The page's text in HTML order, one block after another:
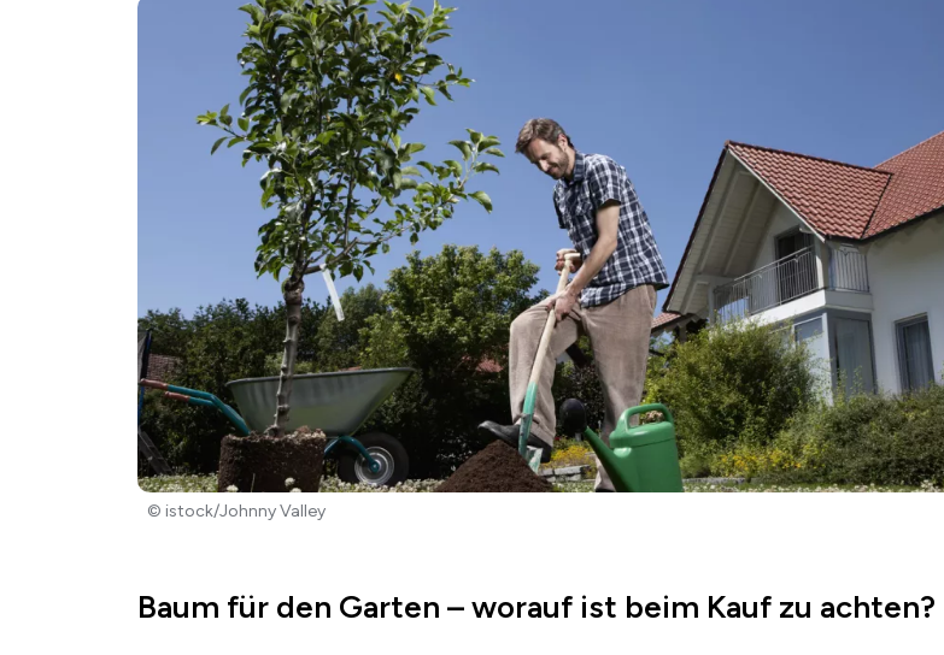
© istock/Johnny Valley
Baum für den Garten – worauf ist beim Kauf zu achten?